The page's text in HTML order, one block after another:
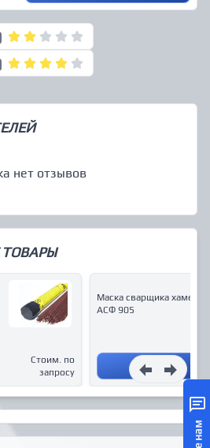
нет отзывов
Стоим. по
запросу
Маска сварщика
АСФ 905
Купить